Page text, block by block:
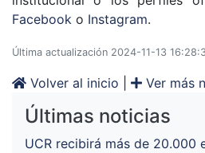
Facebook o Instagram.
Última actualización 2024-11-13
Volver al inicio Ver más
Últimas noticias
UCR recibirá más de 20.000